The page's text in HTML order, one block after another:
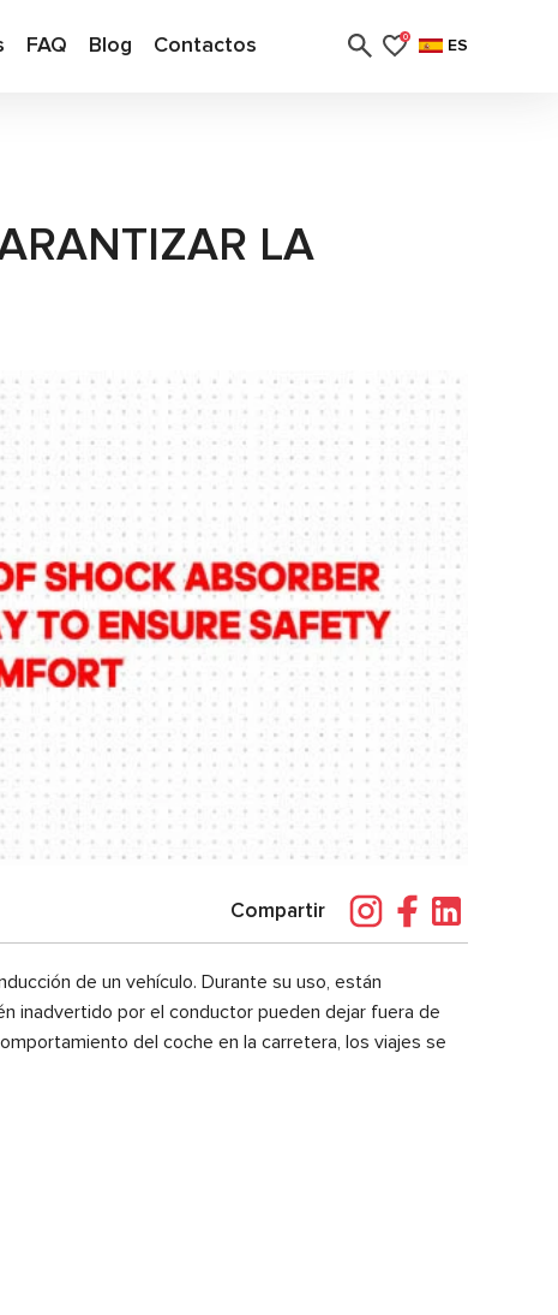
FAQ Blog Contactos 0 ES
LA
Compartir
de un vehículo. Durante su uso, están
inadvertido por el conductor pueden dejar fuera de
del coche en la carretera, los viajes se